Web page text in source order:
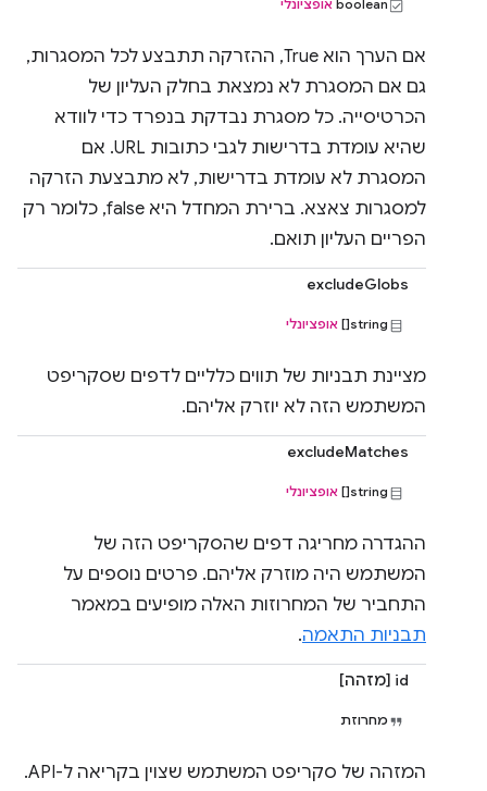
boolean אופציונלי
אם הערך הוא True, ההזרקה תתבצע לכל המסגרות,
גם אם המסגרת לא נמצאת בחלק העליון של
הכרטיסייה. כל מסגרת נבדקת בנפרד כדי לוודא
שהיא עומדת בדרישות לגבי כתובות URL. אם
המסגרת לא עומדת בדרישות, לא מתבצעת הזרקה
למסגרות צאצא. ברירת המחדל היא false, כלומר רק
הפריים העליון תואם.
excludeGlobs
string[] אופציונלי
מציינת תבניות של תווים כלליים לדפים שסקריפט
המשתמש הזה לא יוזרק אליהם.
excludeMatches
string[] אופציונלי
ההגדרה מחריגה דפים שהסקריפט הזה של
המשתמש היה מוזרק אליהם. פרטים נוספים על
התחביר של המחרוזות האלה מופיעים במאמר
תבניות התאמה.
id [מזהה]
מחרוזת
המזהה של סקריפט המשתמש שצוין בקריאה ל-API.